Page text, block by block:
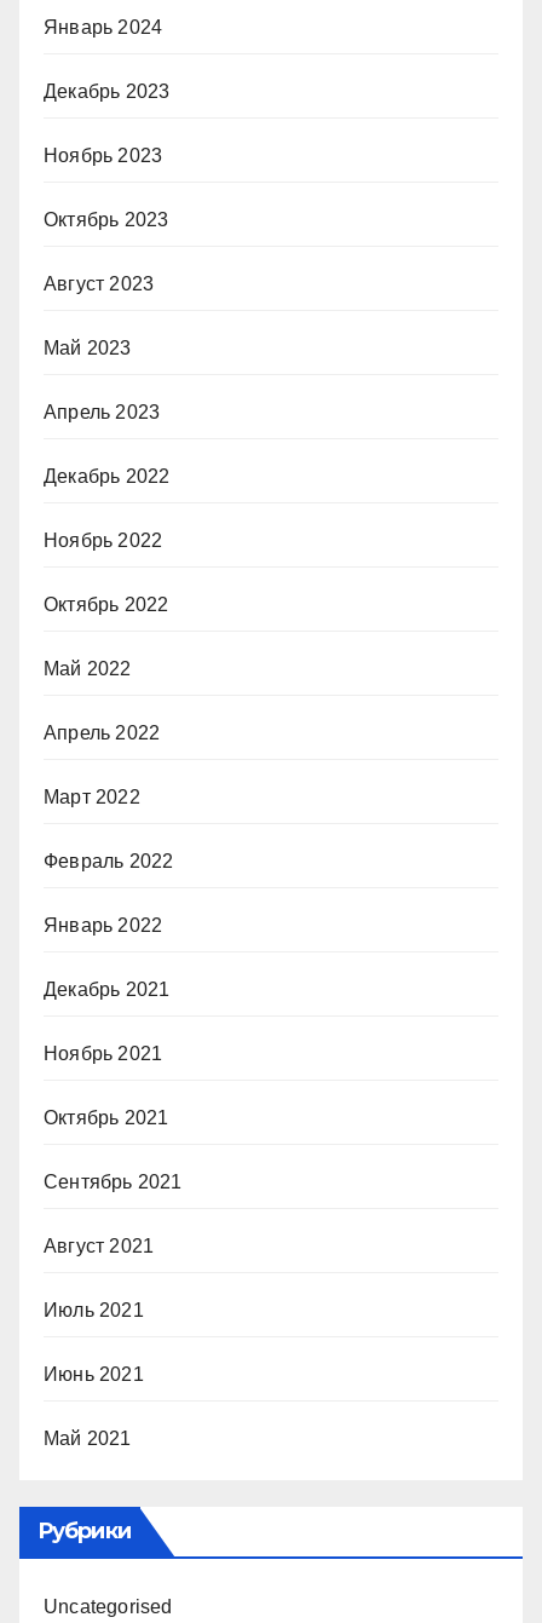
Январь 2024
Декабрь 2023
Ноябрь 2023
Октябрь 2023
Август 2023
Май 2023
Апрель 2023
Декабрь 2022
Ноябрь 2022
Октябрь 2022
Май 2022
Апрель 2022
Март 2022
Февраль 2022
Январь 2022
Декабрь 2021
Ноябрь 2021
Октябрь 2021
Сентябрь 2021
Август 2021
Июль 2021
Июнь 2021
Май 2021
Рубрики
Uncategorised